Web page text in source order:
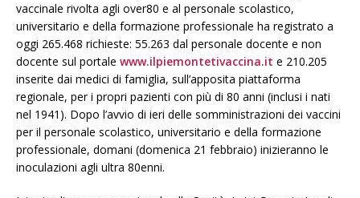
vaccinale rivolta agli over80 e al personale scolastico,
universitario e della formazione professionale ha registrato a
oggi 265.468 richieste: 55.263 dal personale docente e non
docente sul portale www.ilpiemontetivaccina.it e 210.205
inserite dai medici di famiglia, sull’apposita piattaforma
regionale, per i propri pazienti con più di 80 anni (inclusi i nati
nel 1941). Dopo l’avvio di ieri delle somministrazioni dei vaccini
per il personale scolastico, universitario e della formazione
professionale, domani (domenica 21 febbraio) inizieranno le
inoculazioni agli ultra 80enni.